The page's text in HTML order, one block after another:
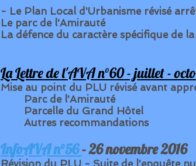
- Le Plan Local d'Urbanisme révisé
Le parc de l'Amirauté
La défence du caractère spécifique de
La Lettre de l'AVA n°60- juillet -
Mise au point du PLU révisé avant
Parc de l'Amirauté
Parcelle du Grand Hôtel
Autres recommandations
InfoAVA n°56- 26 novembre 2016
Révision du PLU - Suite de l'enquête